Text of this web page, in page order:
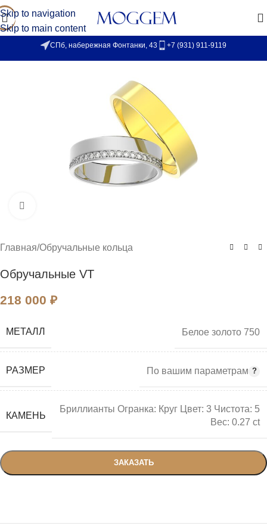
Skip to navigation
Skip to main content
СПб, набережная Фонтанки, 43 +7 (931) 911-9119
Главная/Обручальные кольца
Обручальные VT
218 000 ₽
МЕТАЛЛ Белое золото 750
РАЗМЕР По вашим параметрам
КАМЕНЬ
Бриллианты Огранка: Круг Цвет: 3 Чистота: 5
Вес: 0.27 ct
ЗАКАЗАТЬ